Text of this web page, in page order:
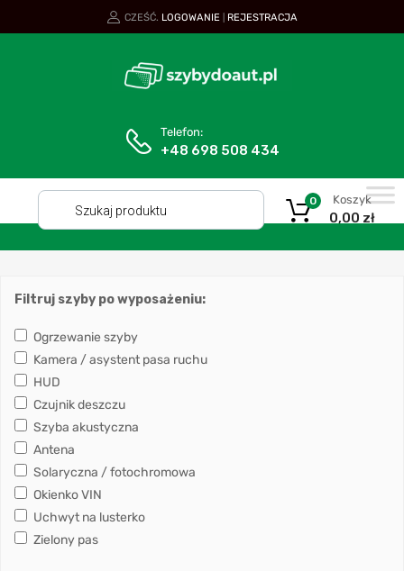
CZEŚĆ. LOGOWANIE REJESTRACJA
Telefon:
+48 698 508 434
Koszyk
0,00 zł
0
Filtruj szyby po wyposażeniu:
Ogrzewanie szyby
Kamera / asystent pasa ruchu
HUD
Czujnik deszczu
Szyba akustyczna
Antena
Solaryczna / fotochromowa
Okienko VIN
Uchwyt na lusterko
Zielony pas